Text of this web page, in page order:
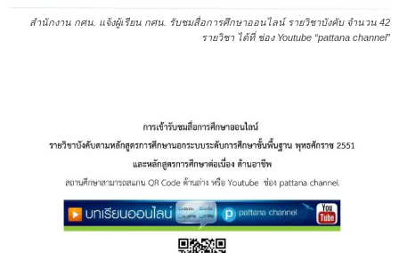
สำนักงาน กศน. แจ้งผู้เรียน กศน. รับชมสื่อการศึกษาออนไลน์ รายวิชาบังคับ จำนวน 42
รายวิชา ได้ที่ ช่อง Youtube “pattana channel”